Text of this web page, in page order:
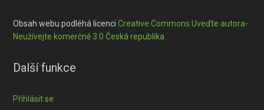
Obsah webu podléhá licenciCreative Commons Uveďte autora-
Neužívejte komerčně 3.0 Česká republika
Další funkce
Přihlásit se